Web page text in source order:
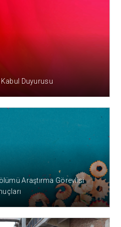
Duyurusu
Araştırma Görevlisi